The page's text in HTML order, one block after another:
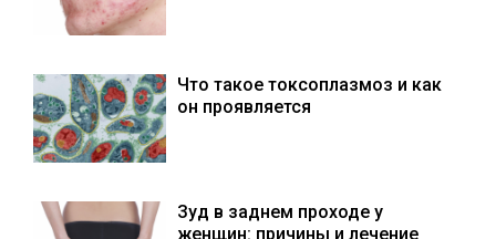
Что такое токсоплазмоз и как
он проявляется
Зуд в заднем проходе у
женщин: причины и лечение